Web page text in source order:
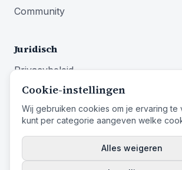
Community
Juridisch
Privacybeleid
Algemene voorwaarden
Impressum
Herroepingsrecht
Cookie-instellingen
Wij gebruiken cookies om je ervaring te
kunt per categorie aangeven welke
Alles weigeren